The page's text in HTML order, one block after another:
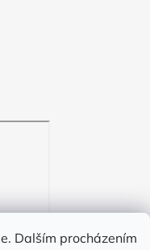
Dalším procházením